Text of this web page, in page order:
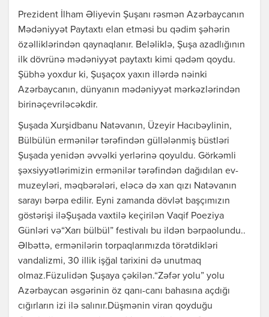
Prezident İlham Əliyevin Şuşanı rəsmən Azərbaycanın
Mədəniyyət Paytaxtı elan etməsi bu qədim şəhərin
özəlliklərindən qaynaqlanır. Beləliklə, Şuşa azadlığının
ilk dövrünə mədəniyyət paytaxtı kimi qədəm qoydu.
Şübhə yoxdur ki, Şuşaçox yaxın illərdə nəinki
Azərbaycanın, dünyanın mədəniyyət mərkəzlərindən
birinəçevriləcəkdir.
Şuşada Xurşidbanu Natəvanın, Üzeyir Hacıbəylinin,
Bülbülün ermənilər tərəfindən güllələnmiş büstləri
Şuşada yenidən əvvəlki yerlərinə qoyuldu. Görkəmli
şəxsiyyətlərimizin ermənilər tərəfindən dağıdılan ev-
muzeyləri, məqbərələri, eləcə də xan qızı Natəvanın
sarayı bərpa edilir. Eyni zamanda dövlət başçımızın
göstərişi iləŞuşada vaxtilə keçirilən Vaqif Poeziya
Günləri və“Xarı bülbül” festivalı bu ildən bərpaolundu..
Əlbəttə, ermənilərin torpaqlarımızda törətdikləri
vandalizmi, 30 illik işğal tarixini də unutmaq
olmaz.Füzulidən Şuşaya çəkilən.“Zəfər yolu” yolu
Azərbaycan əsgərinin öz qanı-canı bahasına açdığı
cığırların izi ilə salınır.Düşmənin viran qoyduğu